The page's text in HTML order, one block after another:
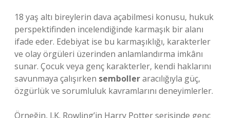
18 yaş altı bireylerin dava açabilmesi konusu, hukuk
perspektifinden incelendiğinde karmaşık bir alanı
ifade eder. Edebiyat ise bu karmaşıklığı, karakterler
ve olay örgüleri üzerinden anlamlandırma imkânı
sunar. Çocuk veya genç karakterler, kendi haklarını
savunmaya çalışırken sembolleraracılığıyla güç,
özgürlük ve sorumluluk kavramlarını deneyimlerler.
Örneğin, J.K. Rowling’in Harry Potter serisinde genç